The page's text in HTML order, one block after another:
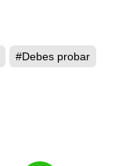
#Debes probar